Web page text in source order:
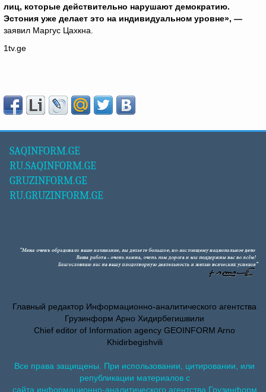
лиц, которые действительно нарушают демократию.
Эстония уже делает это на индивидуальном уровне», —
заявил Маргус Цахкна.
1tv.ge
SAQINFORM.GE
RU.SAQINFORM.GE
GRUZINFORM.GE
RU.GRUZINFORM.GE
Главный редактор Информационно-аналитического агентства
Грузинформ Арно Хидирбегишвили
Chief editor of Information agency GEOINFORM Arno
Khidirbegishvili
Все права защищены. При использовании, цитировании, или
републикации материалов с
сайта информационно-аналитического агентства Грузинформ